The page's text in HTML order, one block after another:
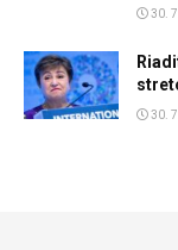
30.
30.